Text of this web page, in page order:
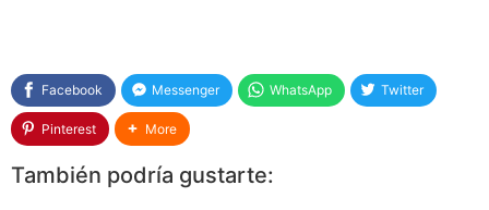
Facebook Messenger WhatsApp Twitter
Pinterest More
También podría gustarte: